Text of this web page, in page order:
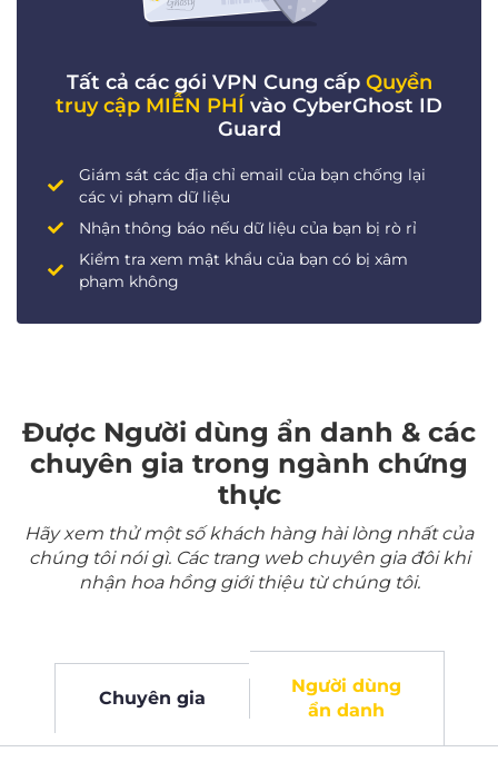
Tất cả các gói VPN Cung cấp Quyền
truy cập MIỄN PHÍ vào CyberGhost ID
Guard
Giám sát các địa chỉ email của bạn chống lại
các vi phạm dữ liệu
Nhận thông báo nếu dữ liệu của bạn bị rò rỉ
Kiểm tra xem mật khẩu của bạn có bị xâm
phạm không
Được Người dùng ẩn danh & các
chuyên gia trong ngành chứng
thực
Hãy xem thử một số khách hàng hài lòng nhất của
chúng tôi nói gì. Các trang web chuyên gia đôi khi
nhận hoa hồng giới thiệu từ chúng tôi.
Chuyên gia
Người dùng
ẩn danh